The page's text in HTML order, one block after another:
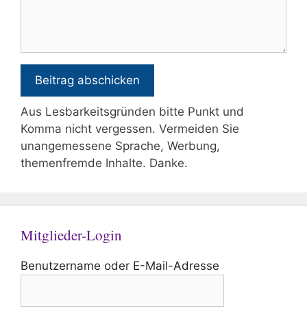
Aus Lesbarkeitsgründen bitte Punkt und
Komma nicht vergessen. Vermeiden Sie
unangemessene Sprache, Werbung,
themenfremde Inhalte. Danke.
Mitglieder-Login
Benutzername oder E-Mail-Adresse